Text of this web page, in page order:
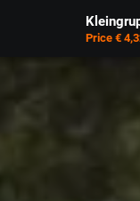
Price €